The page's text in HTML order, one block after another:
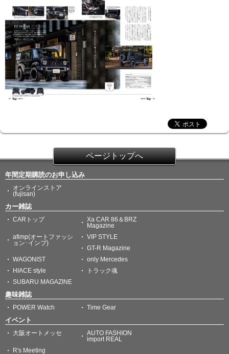
ページトップへ
年間定期購読のお申し込み
オンラインストア
(fujisan)
カー雑誌
CARトップ
Xa CAR 86＆BRZ
Magazine
afimp(オートファッシ
ョン･インプ)
VIP STYLE
GT-R Magazine
WAGONIST
only Mercedes
HIACE style
トラック魂
SUBARU MAGAZINE
趣味雑誌
POWER Watch Time Gear
イベント
大阪オートメッセ
AUTO FASHION
import REAL
R's Meeting